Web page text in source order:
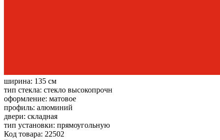
ширина: 135 см
тип стекла: стекло высокопрочн
оформление: матовое
профиль: алюминий
двери: складная
тип установки: прямоугольную
Код товара: 22502